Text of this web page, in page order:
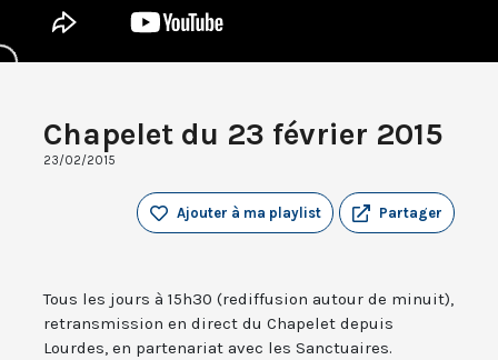
Chapelet du 23 février 2015
23/02/2015
Partager
Ajouter à ma playlist
Tous les jours à 15h30 (rediffusion autour de minuit),
retransmission en direct du Chapelet depuis
Lourdes, en partenariat avec les Sanctuaires.